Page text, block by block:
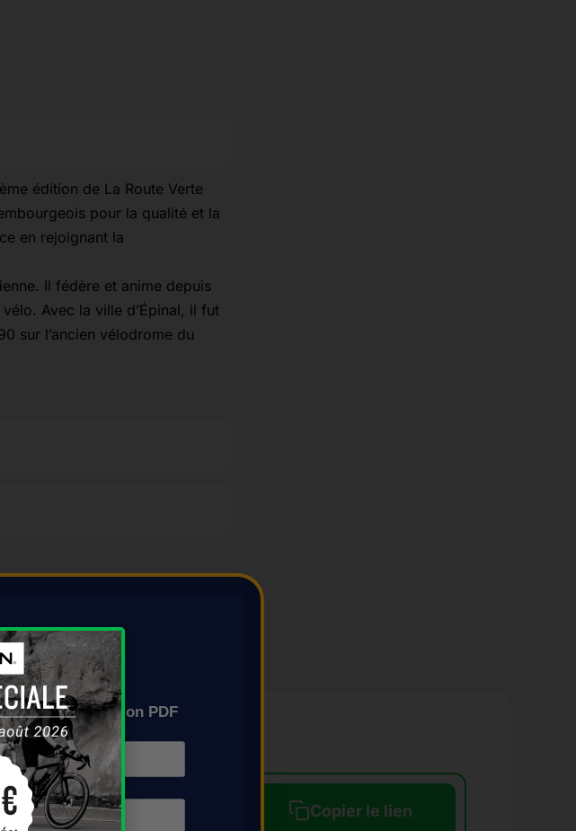
édition de La Route Verte
pour la qualité et la
en rejoignant la
Il fédère et anime depuis
Avec la ville d’Épinal, il fut
sur l’ancien vélodrome du
a aidé ?
cyclistes !
verte/ Copier le lien
où ?
en version PDF